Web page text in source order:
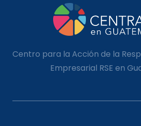
Centro para la Acción de la
Empresarial RSE en